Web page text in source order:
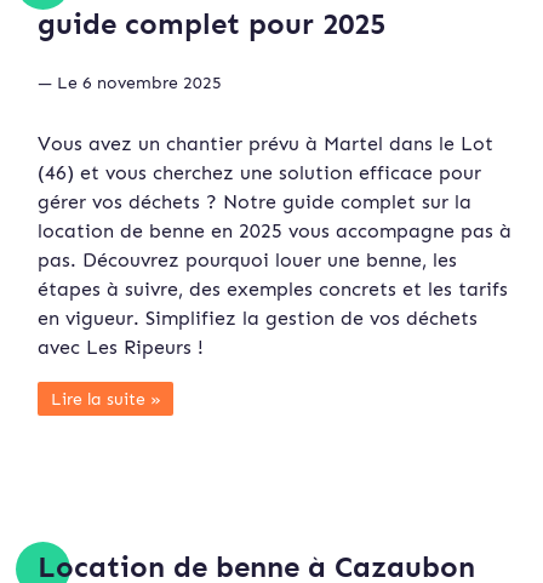
guide complet pour 2025
— Le 6 novembre 2025
Vous avez un chantier prévu à Martel dans le Lot
(46) et vous cherchez une solution efficace pour
gérer vos déchets ? Notre guide complet sur la
location de benne en 2025 vous accompagne pas à
pas. Découvrez pourquoi louer une benne, les
étapes à suivre, des exemples concrets et les tarifs
en vigueur. Simplifiez la gestion de vos déchets
avec Les Ripeurs !
Lire la suite »
Location de benne à Cazaubon